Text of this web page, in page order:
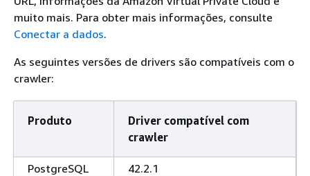
muito mais. Para obter mais informações, consulte
Conectar a dados.
As seguintes versões de drivers são compatíveis com o
crawler:
Produto
Driver compatível com
crawler
PostgreSQL
42.2.1